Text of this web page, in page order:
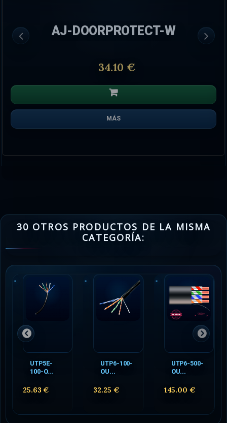
AJ-DOORPROTECT-W
34.10 €
MÁS
30 OTROS PRODUCTOS DE LA MISMA
CATEGORÍA:
UTP5E-
100-O...
25.63 €
UTP6-100-
OU...
32.25 €
UTP6-500-
OU...
145.00 €